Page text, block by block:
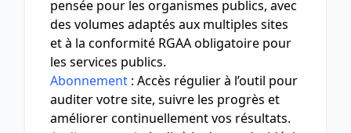
pensée pour les organismes publics, avec
des volumes adaptés aux multiples sites
et à la conformité RGAA obligatoire pour
les services publics.
Abonnement : Accès régulier à l’outil pour
auditer votre site, suivre les progrès et
améliorer continuellement vos résultats.